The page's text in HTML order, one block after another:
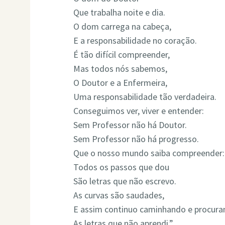
Que trabalha noite e dia.
O dom carrega na cabeça,
E a responsabilidade no coração.
É tão difícil compreender,
Mas todos nós sabemos,
O Doutor e a Enfermeira,
Uma responsabilidade tão verdadeira.
Conseguimos ver, viver e entender:
Sem Professor não há Doutor.
Sem Professor não há progresso.
Que o nosso mundo saiba compreender:
Todos os passos que dou
São letras que não escrevo.
As curvas são saudades,
E assim continuo caminhando e